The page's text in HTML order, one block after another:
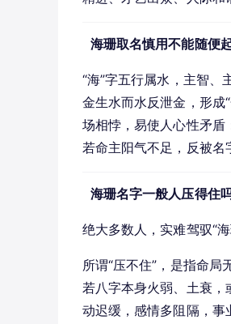
海珊取名慎用不能随便
“海”字五行属水，主智
金生水而水反泄金，形成
场相悖，易使人心性矛盾
若命主阳气不足，反被名
海珊名字一般人压得住
绝大多数人，实难驾驭“海
所谓“压不住”，是指命
若八字本身火弱、土衰
动迟缓，感情多阻隔，